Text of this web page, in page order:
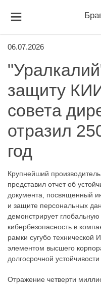
06.07.2026
защиту
совета
отразил
год
Крупнейший
представил отчет об
документа, посвященный
и защите персональных
демонстрирует
кибербезопасность в
рамки сугубо
элементом высшего
долгосрочной устойчивости
Отражение четверти